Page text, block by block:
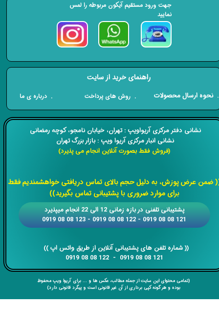
​​نشانی دفتر مرکزی آریواویپ : تهران، خیابان نامجو،کوچه رمضانی
نشانی انبار مرکزی آریوا ویپ : بازار بزرگ تهران
(فروش فقط بصورت آنلاین انجام می پذیرد)
ضمن عرض پوزش، به دلیل حجم بالای تماس دریافتی خواهشمندیم فقط
برای موارد ضروری با پشتیبانی تماس بگیرید))
​​​​​​​​​​​​​​(( ​​​​​​​شماره تلفن های پشتیبانی آنلاین از طریق واتس اپ ))
​​​​​​​121 08 08 0919 - 122 08 08 0919
​​پشتیبانی تلفنی در بازه زمانی 12 الی 22 انجام میپذیرد
121 08 08 0919 - 122 08 08 0919 - 123 08 08 0919
(تمامی محتوای این سایت از جمله مطالب، عکس ها و ... برای آریوا ویپ محفوظ
بوده و هر گونه کپی برداری از آن غیر قانونی است و پیگرد قانونی دارد)
راهنمای خرید از سایت
​. نحوه ارسال محصولات . روش های پرداخت . درباره ی ما
جهت ورود مستقیم آیکون مربوطه را لمس
نمایید